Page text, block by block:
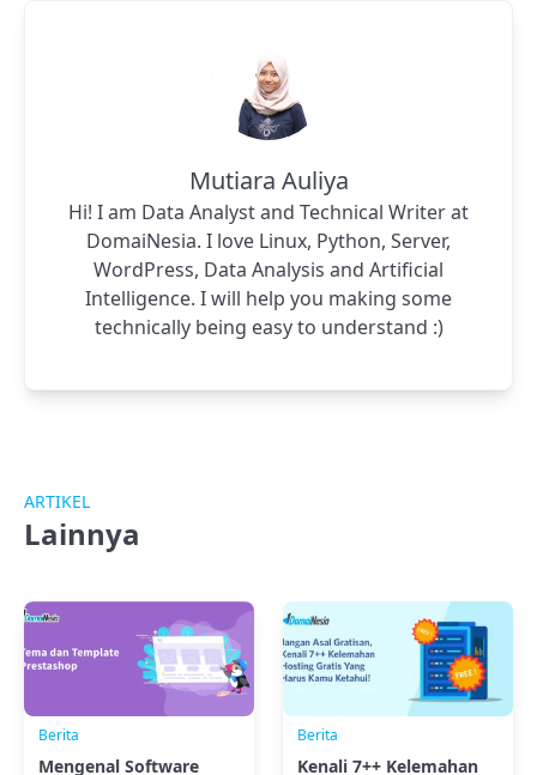
Mutiara Auliya
Hi! I am Data Analyst and Technical Writer at
DomaiNesia. I love Linux, Python, Server,
WordPress, Data Analysis and Artificial
Intelligence. I will help you making some
technically being easy to understand :)
ARTIKEL
Lainnya
Berita
Mengenal Software
Berita
Kenali 7++ Kelemahan